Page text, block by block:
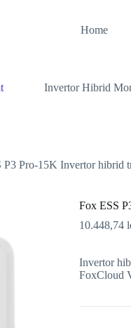
Home
Invertor Hibrid
P3 Pro-15K Invertor hibrid
Fox ESS
10.448,74
Invertor
FoxCloud